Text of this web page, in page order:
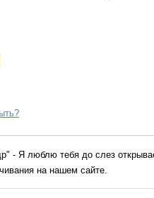
- Я люблю тебя до слез
на нашем сайте.